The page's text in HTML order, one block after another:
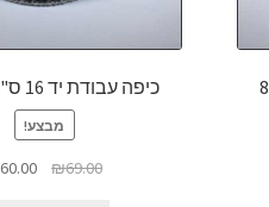
כיפה עבודת יד 16 ס"מ דגם 76
מבצע!
₪69.00
המחיר
60.00